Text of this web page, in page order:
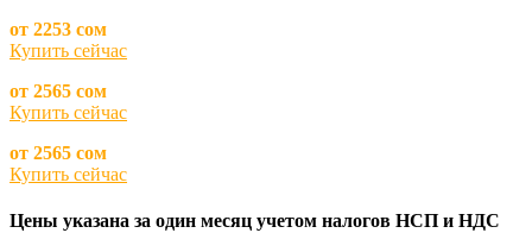
от 2253 сом
Купить сейчас
от 2565 сом
Купить сейчас
от 2565 сом
Купить сейчас
Цены указана за один месяц учетом налогов НСП и НДС